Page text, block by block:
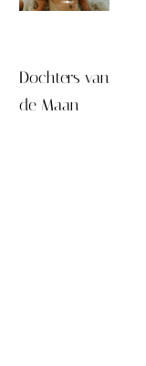
Dochters van
de Maan